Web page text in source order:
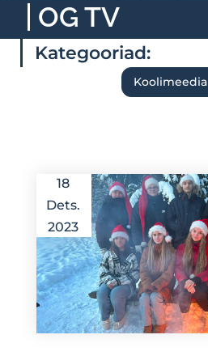
OG TV
Kategooriad:
Koolimeedia
18
Dets.
2023